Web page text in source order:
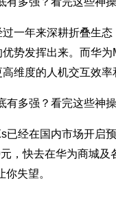
一年来深耕折叠生
势发挥出来。而华
维度的人机交互效率
已经在国内市场开启
，快去在华为商城
失望。